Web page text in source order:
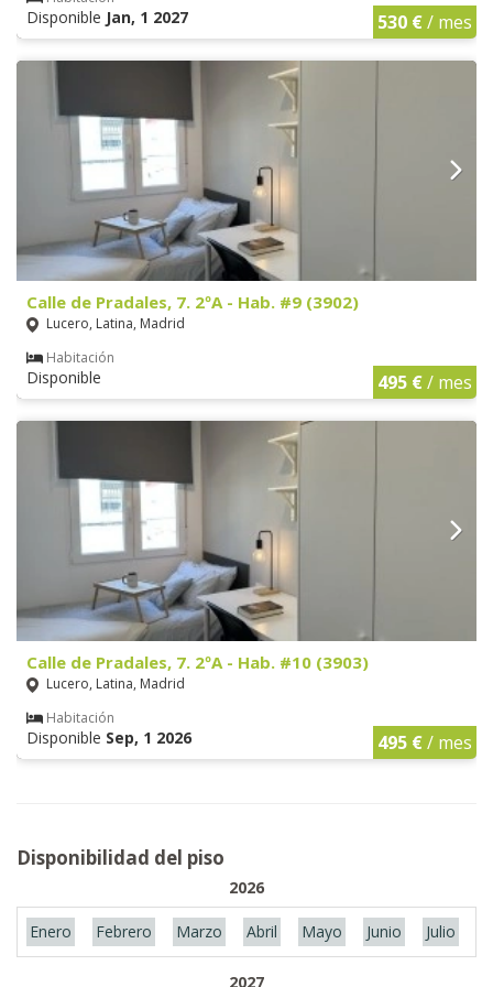
Disponible Jan, 1 2027 530 €/ mes
Calle de Pradales, 7. 2ºA - Hab. #9 (3902)
Lucero, Latina, Madrid
Habitación
Disponible 495 €/ mes
Calle de Pradales, 7. 2ºA - Hab. #10 (3903)
Lucero, Latina, Madrid
Habitación
Disponible Sep, 1 2026 495 €/ mes
Disponibilidad del piso
2026
Enero Febrero Marzo Abril Mayo Junio Julio
2027